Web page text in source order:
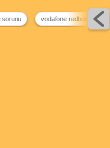
sorunu vodafone redbox